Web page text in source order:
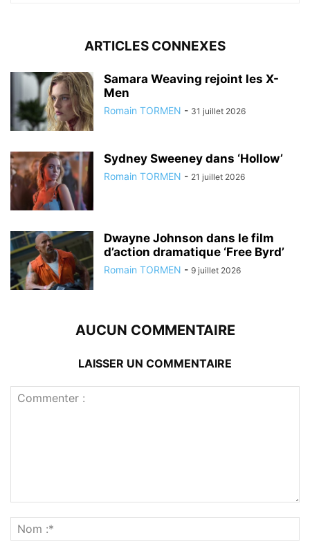
ARTICLES CONNEXES
Samara Weaving rejoint les X-
Men
Romain TORMEN - 31 juillet 2026
Sydney Sweeney dans ‘Hollow’
Romain TORMEN - 21 juillet 2026
Dwayne Johnson dans le film
d’action dramatique ‘Free Byrd’
Romain TORMEN - 9 juillet 2026
AUCUN COMMENTAIRE
LAISSER UN COMMENTAIRE